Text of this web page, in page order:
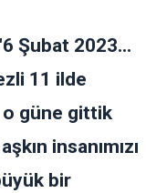
Şubat 2023...
11 ilde
o güne gittik
insanımızı
bir